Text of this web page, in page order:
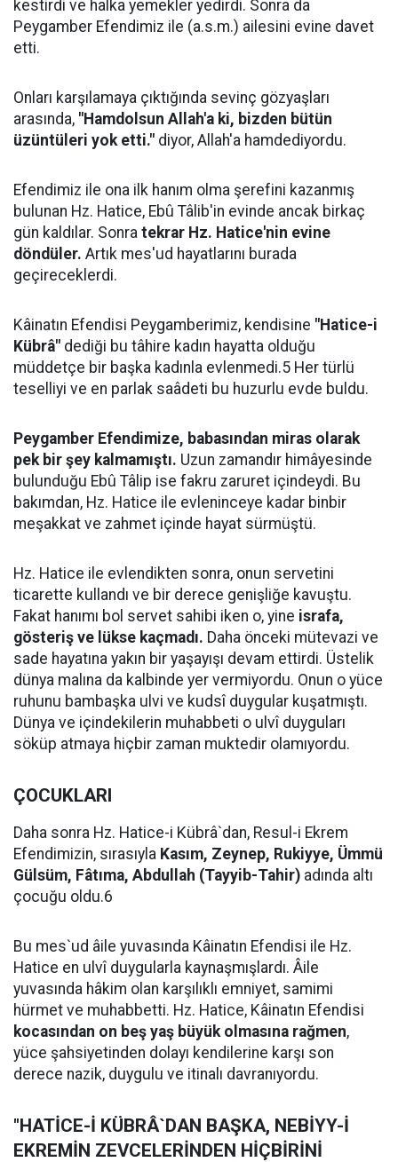
kestirdi ve halka yemekler yedirdi. Sonra da
Peygamber Efendimiz ile (a.s.m.) ailesini evine davet
etti.
Onları karşılamaya çıktığında sevinç gözyaşları
arasında, "Hamdolsun Allah'a ki, bizden bütün
üzüntüleri yok etti." diyor, Allah'a hamdediyordu.
Efendimiz ile ona ilk hanım olma şerefini kazanmış
bulunan Hz. Hatice, Ebû Tâlib'in evinde ancak birkaç
gün kaldılar. Sonra tekrar Hz. Hatice'nin evine
döndüler. Artık mes'ud hayatlarını burada
geçireceklerdi.
Kâinatın Efendisi Peygamberimiz, kendisine "Hatice-i
Kübrâ" dediği bu tâhire kadın hayatta olduğu
müddetçe bir başka kadınla evlenmedi.5 Her türlü
teselliyi ve en parlak saâdeti bu huzurlu evde buldu.
Peygamber Efendimize, babasından miras olarak
pek bir şey kalmamıştı. Uzun zamandır himâyesinde
bulunduğu Ebû Tâlip ise fakru zaruret içindeydi. Bu
bakımdan, Hz. Hatice ile evleninceye kadar binbir
meşakkat ve zahmet içinde hayat sürmüştü.
Hz. Hatice ile evlendikten sonra, onun servetini
ticarette kullandı ve bir derece genişliğe kavuştu.
Fakat hanımı bol servet sahibi iken o, yine israfa,
gösteriş ve lükse kaçmadı. Daha önceki mütevazi ve
sade hayatına yakın bir yaşayışı devam ettirdi. Üstelik
dünya malına da kalbinde yer vermiyordu. Onun o yüce
ruhunu bambaşka ulvi ve kudsî duygular kuşatmıştı.
Dünya ve içindekilerin muhabbeti o ulvî duyguları
söküp atmaya hiçbir zaman muktedir olamıyordu.
ÇOCUKLARI
Daha sonra Hz. Hatice-i Kübrâ`dan, Resul-i Ekrem
Efendimizin, sırasıyla Kasım, Zeynep, Rukiyye, Ümmü
Gülsüm, Fâtıma, Abdullah (Tayyib-Tahir) adında altı
çocuğu oldu.6
Bu mes`ud âile yuvasında Kâinatın Efendisi ile Hz.
Hatice en ulvî duygularla kaynaşmışlardı. Âile
yuvasında hâkim olan karşılıklı emniyet, samimi
hürmet ve muhabbetti. Hz. Hatice, Kâinatın Efendisi
kocasından on beş yaş büyük olmasına rağmen,
yüce şahsiyetinden dolayı kendilerine karşı son
derece nazik, duygulu ve itinalı davranıyordu.
"HATİCE-İ KÜBRÂ`DAN BAŞKA, NEBİYY-İ
EKREMİN ZEVCELERİNDEN HİÇBİRİNİ